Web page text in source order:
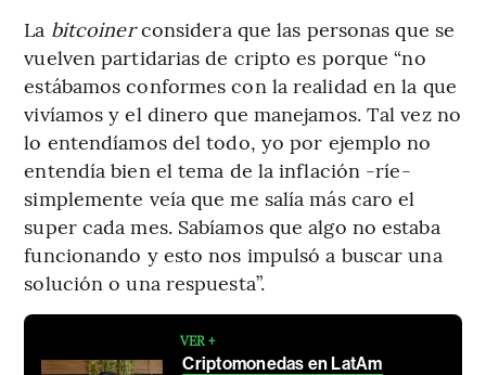
La bitcoinerconsidera que las personas que se
vuelven partidarias de cripto es porque “no
estábamos conformes con la realidad en la que
vivíamos y el dinero que manejamos. Tal vez no
lo entendíamos del todo, yo por ejemplo no
entendía bien el tema de la inflación -ríe-
simplemente veía que me salía más caro el
super cada mes. Sabíamos que algo no estaba
funcionando y esto nos impulsó a buscar una
solución o una respuesta”.
VER +
Criptomonedas en LatAm